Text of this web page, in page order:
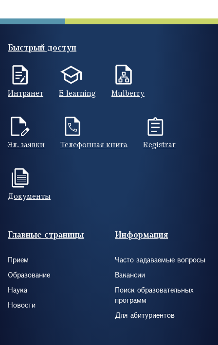
Быстрый доступ
Интранет E-learning Mulberry
Эл. заявки Телефонная книга Registrar
Документы
Footer (RUS)
Главные страницы
Прием
Образование
Наука
Новости
Информация
Часто задаваемые вопросы
Вакансии
Поиск образовательных
программ
Для абитуриентов